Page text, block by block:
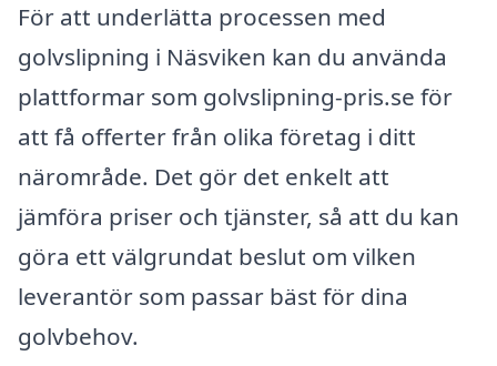
För att underlätta processen med
golvslipning i Näsviken kan du använda
plattformar som golvslipning-pris.se för
att få offerter från olika företag i ditt
närområde. Det gör det enkelt att
jämföra priser och tjänster, så att du kan
göra ett välgrundat beslut om vilken
leverantör som passar bäst för dina
golvbehov.